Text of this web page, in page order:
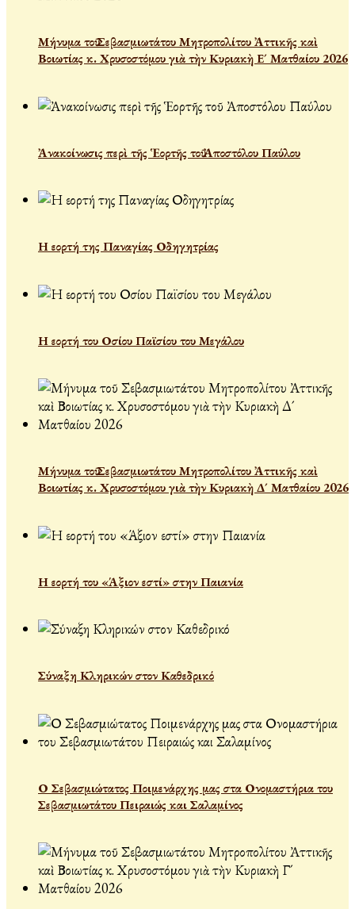
Μήνυμα τοῦ Σεβασμιωτάτου Μητροπολίτου Ἀττικῆς καὶ
Βοιωτίας κ. Χρυσοστόμου γιὰ τὴν Κυριακὴ Ε´ Ματθαίου 2026
Ἀνακοίνωσις περὶ τῆς Ἑορτῆς τοῦ Ἀποστόλου Παύλου
Η εορτή της Παναγίας Οδηγητρίας
Η εορτή του Οσίου Παϊσίου του Μεγάλου
Μήνυμα τοῦ Σεβασμιωτάτου Μητροπολίτου Ἀττικῆς καὶ
Βοιωτίας κ. Χρυσοστόμου γιὰ τὴν Κυριακὴ Δ´ Ματθαίου 2026
Η εορτή του «Άξιον εστί» στην Παιανία
Σύναξη Κληρικών στον Καθεδρικό
Ο Σεβασμιώτατος Ποιμενάρχης μας στα Ονομαστήρια του
Σεβασμιωτάτου Πειραιώς και Σαλαμίνος